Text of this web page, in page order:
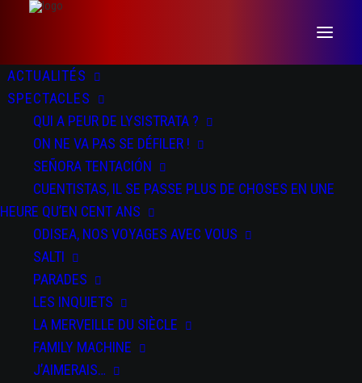
ACTUALITÉS
SPECTACLES
QUI A PEUR DE LYSISTRATA ?
ON NE VA PAS SE DÉFILER !
SEÑORA TENTACIÓN
CUENTISTAS, IL SE PASSE PLUS DE CHOSES EN UNE
HEURE QU’EN CENT ANS
ODISEA, NOS VOYAGES AVEC VOUS
SALTI
PARADES
LES INQUIETS
LA MERVEILLE DU SIÈCLE
FAMILY MACHINE
J’AIMERAIS…
Salti